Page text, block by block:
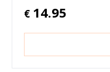
€ 14.95